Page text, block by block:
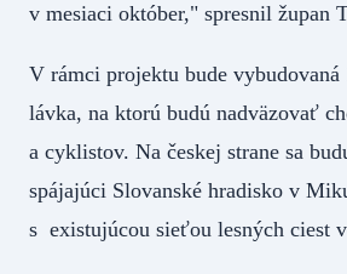
v mesiaci október," spresnil
V rámci projektu bude vybudovaná
lávka, na ktorú budú nadväzovať
a cyklistov. Na českej strane sa
spájajúci Slovanské hradisko v
s existujúcou sieťou lesných ciest